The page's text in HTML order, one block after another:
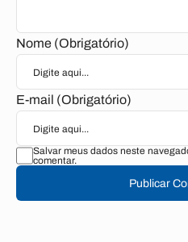
Nome (Obrigatório)
E-mail (Obrigatório)
Salvar meus dados neste
comentar.
Publicar